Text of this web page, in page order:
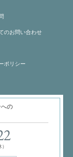
のお問い合わせ
ポリシー
の